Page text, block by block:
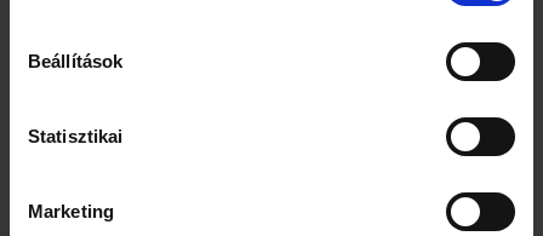
Beállítások
Statisztikai
Marketing
– Beszédzavar (afázia)
– Begyakorolt mozgások zavarai (apraxia)
– Tárgyak, személyek felismerésének nehézsége (agnózia)